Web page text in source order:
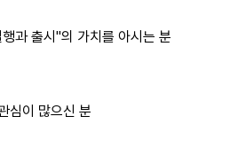
과 출시"의 가치를 아시는 분
심이 많으신 분